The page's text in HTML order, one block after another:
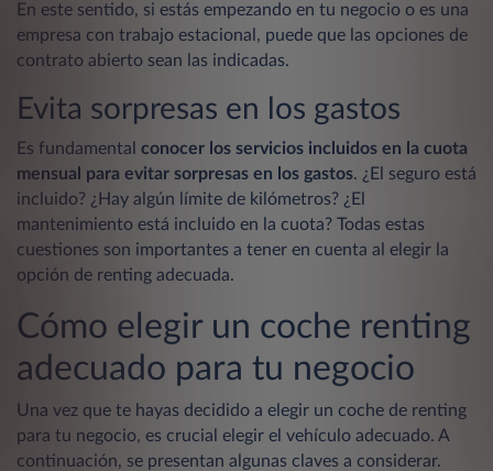
En este sentido, si estás empezando en tu negocio o es una
empresa con trabajo estacional, puede que las opciones de
contrato abierto sean las indicadas.
Evita sorpresas en los gastos
Es fundamental conocer los servicios incluidos en la cuota
mensual para evitar sorpresas en los gastos. ¿El seguro está
incluido? ¿Hay algún límite de kilómetros? ¿El
mantenimiento está incluido en la cuota? Todas estas
cuestiones son importantes a tener en cuenta al elegir la
opción de renting adecuada.
Cómo elegir un coche renting
adecuado para tu negocio
Una vez que te hayas decidido a elegir un coche de renting
para tu negocio, es crucial elegir el vehículo adecuado. A
continuación, se presentan algunas claves a considerar.